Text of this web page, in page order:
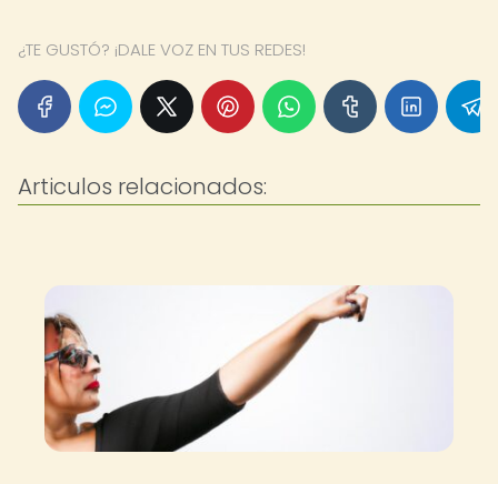
¿TE GUSTÓ? ¡DALE VOZ EN TUS REDES!
Articulos relacionados: